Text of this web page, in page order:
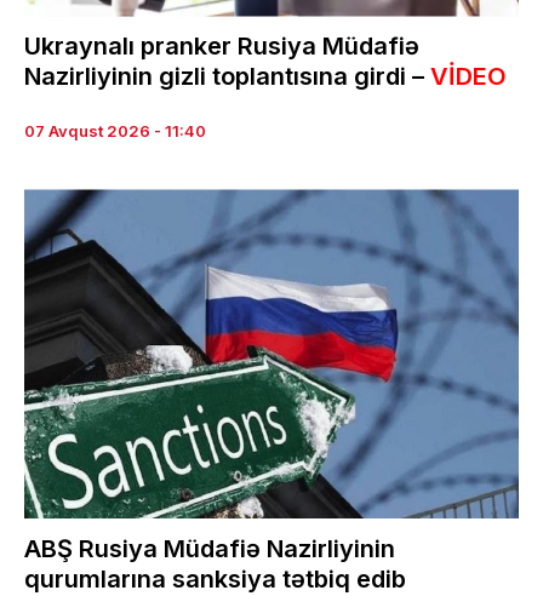
Ukraynalı pranker Rusiya Müdafiə
Nazirliyinin gizli toplantısına girdi – VİDEO
07 Avqust 2026 - 11:40
ABŞ Rusiya Müdafiə Nazirliyinin
qurumlarına sanksiya tətbiq edib